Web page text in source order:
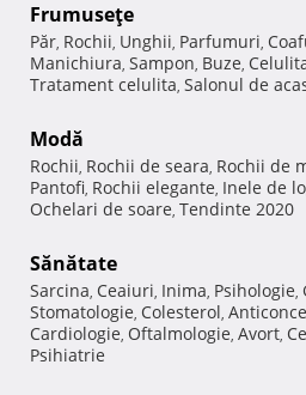
Frumuseţe
Păr, Rochii, Unghii, Parfumuri,
Manichiura, Sampon, Buze,
Tratament celulita, Salonul de
Modă
Rochii, Rochii de seara, Rochii de
Pantofi, Rochii elegante, Inele de
Ochelari de soare, Tendinte 2020
Sănătate
Sarcina, Ceaiuri, Inima, Psihologie,
Stomatologie, Colesterol,
Cardiologie, Oftalmologie, Avort,
Psihiatrie